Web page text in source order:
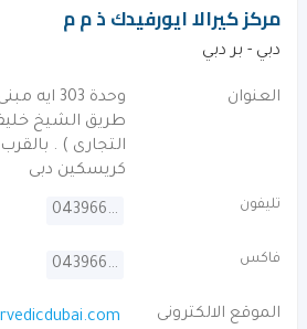
مركز كيرالا ايورفيدك ذ م م
دبي - بر دبي
العنوان
وحدة 303
طريق الشيخ
التجارى ) .
كريسكين دبى
تليفون 043966630
فاكس 043966636
الموقع الالكترونى